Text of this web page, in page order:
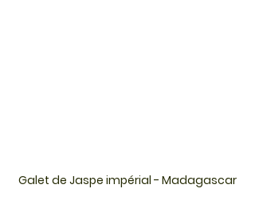
Galet de Jaspe impérial - Madagascar